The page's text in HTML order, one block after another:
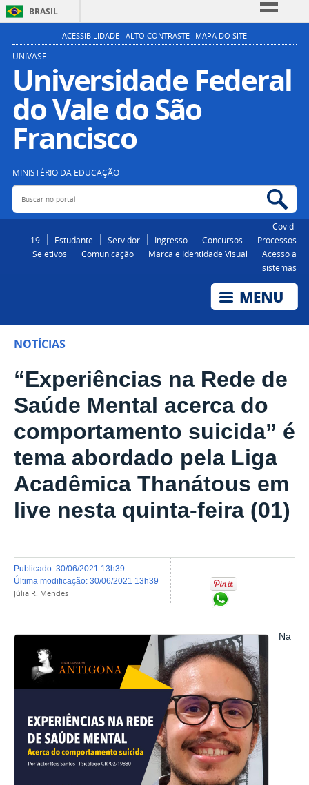
BRASIL
Simplifique!
Participe
Acesso à informação
Legislação
ACESSIBILIDADE ALTO CONTRASTE MAPA DO SITE
UNIVASF
Universidade Federal
do Vale do São
Francisco
MINISTÉRIO DA EDUCAÇÃO
Buscar no portal
Covid-
19
Estudante Servidor Ingresso Concursos
Processos
Seletivos
Comunicação Marca e Identidade Visual
Acesso a
sistemas
NOTÍCIAS
“Experiências na Rede de
Saúde Mental acerca do
comportamento suicida” é
tema abordado pela Liga
Acadêmica Thanátous em
live nesta quinta-feira (01)
publicado: 30/06/2021 13h39
última modificação: 30/06/2021 13h39
Júlia R. Mendes
Na